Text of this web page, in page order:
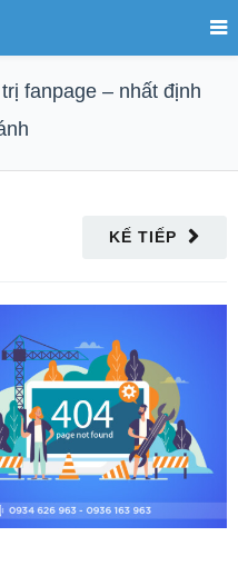
fanpage – nhất định
KẾ TIẾP